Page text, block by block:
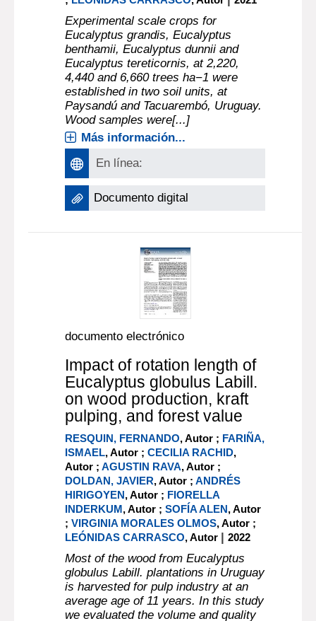
Experimental scale crops for
Eucalyptus grandis, Eucalyptus
benthamii, Eucalyptus dunnii and
Eucalyptus tereticornis, at 2,220,
4,440 and 6,660 trees ha−1 were
established in two soil units, at
Paysandú and Tacuarembó, Uruguay.
Wood samples were[...]
Más información...
En línea:
Documento digital
documento electrónico
Impact of rotation length of
Eucalyptus globulus Labill.
on wood production, kraft
pulping, and forest value
RESQUIN, FERNANDO, Autor ; FARIÑA,
ISMAEL, Autor ;CECILIA RACHID,
Autor ;AGUSTIN RAVA, Autor ;
DOLDAN, JAVIER, Autor ;ANDRÉS
HIRIGOYEN, Autor ; FIORELLA
INDERKUM, Autor ;SOFÍA ALEN, Autor
;VIRGINIA MORALES OLMOS, Autor ;
LEÓNIDAS CARRASCO, Autor |2022
Most of the wood from Eucalyptus
globulus Labill. plantations in Uruguay
is harvested for pulp industry at an
average age of 11 years. In this study
we evaluated the volume and quality